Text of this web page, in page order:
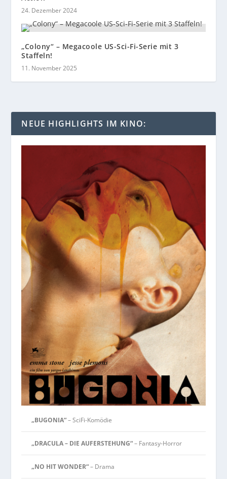
24. Dezember 2024
„Colony“ – Megacoole US-Sci-Fi-Serie mit 3
Staffeln!
11. November 2025
NEUE HIGHLIGHTS IM KINO:
„BUGONIA“– SciFi-Komödie
„DRACULA – DIE AUFERSTEHUNG“– Fantasy-Horror
„NO HIT WONDER“– Drama